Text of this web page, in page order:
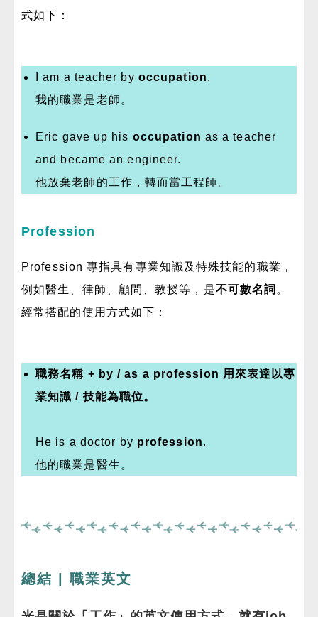
式如下：
I am a teacher by occupation.
我的職業是老師。
Eric gave up his occupation as a teacher
and became an engineer.
他放棄老師的工作，轉而當工程師。
Profession
Profession 專指具有專業知識及特殊技能的職業，
例如醫生、律師、顧問、教授等，是不可數名詞 。
經常搭配的使用方式如下：
職務名稱 + by / as a profession 用來表達以專
業知識 / 技能為職位。
He is a doctor by profession.
他的職業是醫生。
總結 | 職業英文